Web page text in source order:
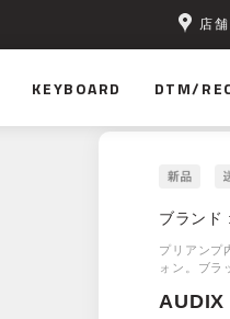
店
KEYBOARD DTM/
ブランド :
プリアンプ
ォン。ブラ
AUDIX